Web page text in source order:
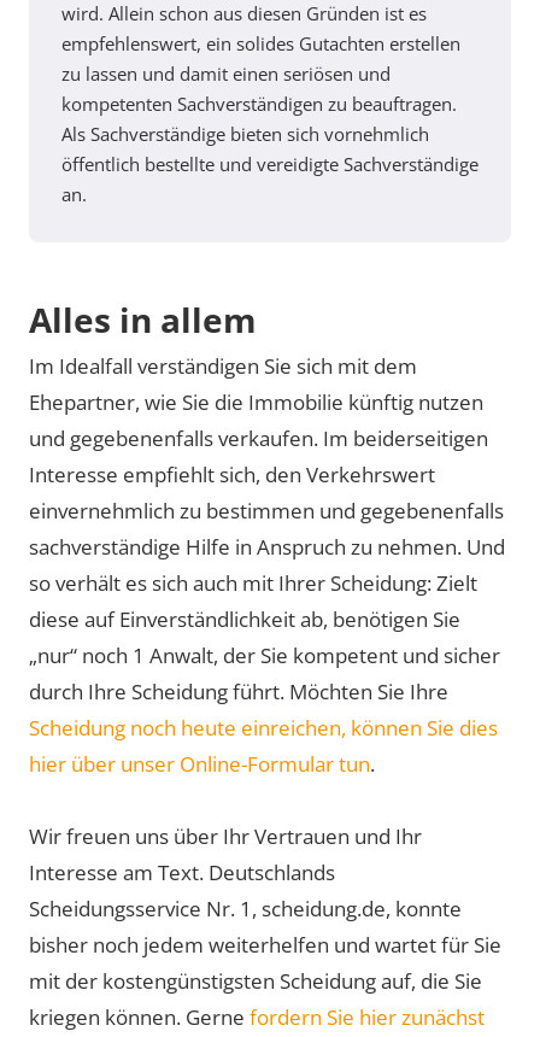
wird. Allein schon aus diesen Gründen ist es
empfehlenswert, ein solides Gutachten erstellen
zu lassen und damit einen seriösen und
kompetenten Sachverständigen zu beauftragen.
Als Sachverständige bieten sich vornehmlich
öffentlich bestellte und vereidigte Sachverständige
an.
Alles in allem
Im Idealfall verständigen Sie sich mit dem
Ehepartner, wie Sie die Immobilie künftig nutzen
und gegebenenfalls verkaufen. Im beiderseitigen
Interesse empfiehlt sich, den Verkehrswert
einvernehmlich zu bestimmen und gegebenenfalls
sachverständige Hilfe in Anspruch zu nehmen. Und
so verhält es sich auch mit Ihrer Scheidung: Zielt
diese auf Einverständlichkeit ab, benötigen Sie
„nur“ noch 1 Anwalt, der Sie kompetent und sicher
durch Ihre Scheidung führt. Möchten Sie Ihre
Scheidung noch heute einreichen, können Sie dies
hier über unser Online-Formular tun.
Wir freuen uns über Ihr Vertrauen und Ihr
Interesse am Text. Deutschlands
Scheidungsservice Nr. 1, scheidung.de, konnte
bisher noch jedem weiterhelfen und wartet für Sie
mit der kostengünstigsten Scheidung auf, die Sie
kriegen können. Gerne fordern Sie hier zunächst